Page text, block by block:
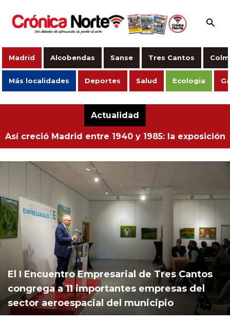
Madrid Alcobendas Sanse Tres Cantos
Más localidades Deportes Salud Ecologia
Actualidad
Así creció Madrid entre 1940 y 1985: la exposición
El I Encuentro Empresarial de Tres Cantos
congrega a 11 importantes empresas del
sector aeroespacial del municipio